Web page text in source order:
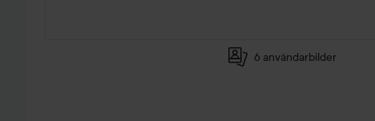
6 användarbilder